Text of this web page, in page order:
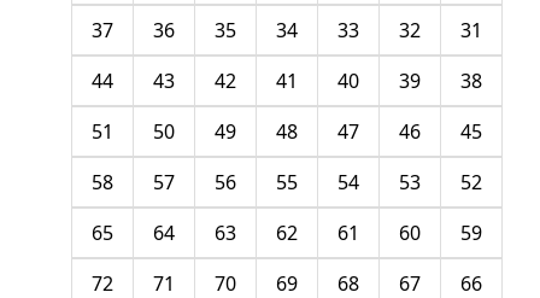
31
32
33
34
35
36
37
38
39
40
41
42
43
44
45
46
47
48
49
50
51
52
53
54
55
56
57
58
59
60
61
62
63
64
65
66
67
68
69
70
71
72